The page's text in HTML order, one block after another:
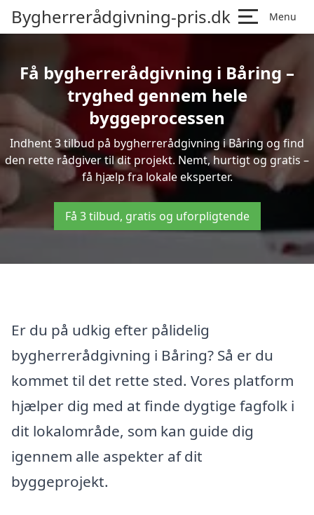
Bygherrerådgivning-pris.dk Menu
Få bygherrerådgivning i Båring –
tryghed gennem hele
byggeprocessen
Indhent 3 tilbud på bygherrerådgivning i Båring og find
den rette rådgiver til dit projekt. Nemt, hurtigt og gratis –
få hjælp fra lokale eksperter.
Få 3 tilbud, gratis og uforpligtende
Er du på udkig efter pålidelig
bygherrerådgivning i Båring? Så er du
kommet til det rette sted. Vores platform
hjælper dig med at finde dygtige fagfolk i
dit lokalområde, som kan guide dig
igennem alle aspekter af dit
byggeprojekt.